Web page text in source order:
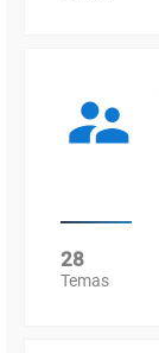
28
Temas